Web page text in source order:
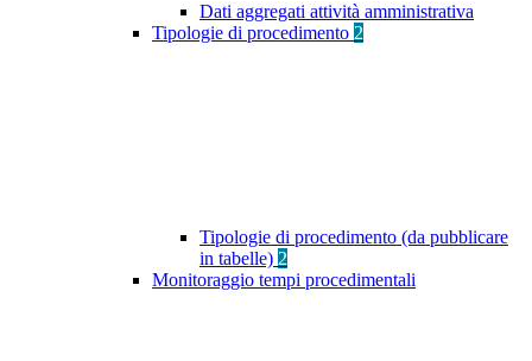
Dati aggregati attività amministrativa
Tipologie di procedimento 2
Tipologie di procedimento (da pubblicare
in tabelle) 2
Monitoraggio tempi procedimentali